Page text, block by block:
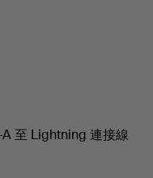
至 Lightning 連接線